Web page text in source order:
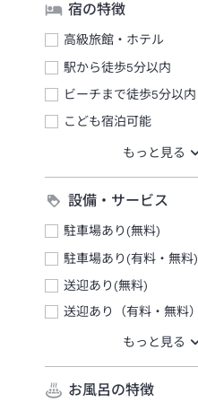
宿の特徴
高級旅館・ホテル
駅から徒歩5分以内
ビーチまで徒歩5分以内
こども宿泊可能
設備・サービス
駐車場あり(無料)
駐車場あり(有料・無料)
送迎あり(無料)
送迎あり（有料・無料）
お風呂の特徴